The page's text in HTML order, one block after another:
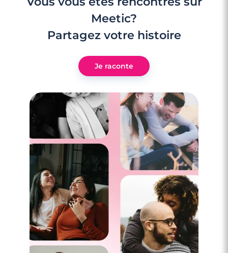
4 minutes
Les femmes doivent-elles faire le premier
pas ? Le pour et le contre.
Meetic?
Partagez votre histoire
Je raconte